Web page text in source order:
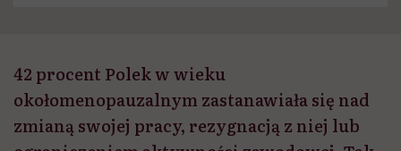
42 procent Polek w wieku
okołomenopauzalnym zastanawiała się nad
zmianą swojej pracy, rezygnacją z niej lub